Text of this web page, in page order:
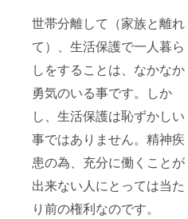
世帯分離して（家族と離れ
て）、生活保護で一人暮ら
しをすることは、なかなか
勇気のいる事です。しか
し、生活保護は恥ずかしい
事ではありません。精神疾
患の為、充分に働くことが
出来ない人にとっては当た
り前の権利なのです。